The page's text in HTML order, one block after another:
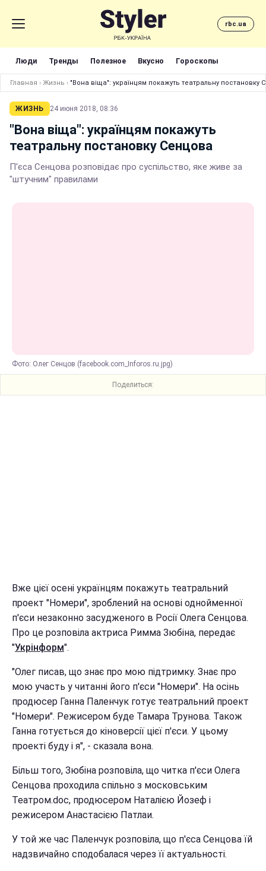
rbc.ua
Люди Тренды Полезное Вкусно Гороскопы
Главная › Жизнь › "Вона віща": українцям покажуть театральну постановку
ЖИЗНЬ 24 июня 2018, 08:36
"Вона віща": українцям покажуть
театральну постановку Сенцова
П'єса Сенцова розповідає про суспільство, яке живе за
"штучним" правилами
Фото: Олег Сенцов (facebook.com_Inforos.ru.jpg)
Поделиться:
Вже цієї осені українцям покажуть театральний
проект "Номери", зроблений на основі однойменної
п'єси незаконно засудженого в Росії Олега Сенцова.
Про це розповіла актриса Римма Зюбіна, передає
"Укрінформ".
"Олег писав, що знає про мою підтримку. Знає про
мою участь у читанні його п'єси "Номери". На осінь
продюсер Ганна Паленчук готує театральний проект
"Номери". Режисером буде Тамара Трунова. Також
Ганна готується до кіноверсії цієї п'єси. У цьому
проекті буду і я", - сказала вона.
Більш того, Зюбіна розповіла, що читка п'єси Олега
Сенцова проходила спільно з московським
Театром.doc, продюсером Наталією Йозеф і
режисером Анастасією Патлаи.
У той же час Паленчук розповіла, що п'єса Сенцова їй
надзвичайно сподобалася через її актуальності.